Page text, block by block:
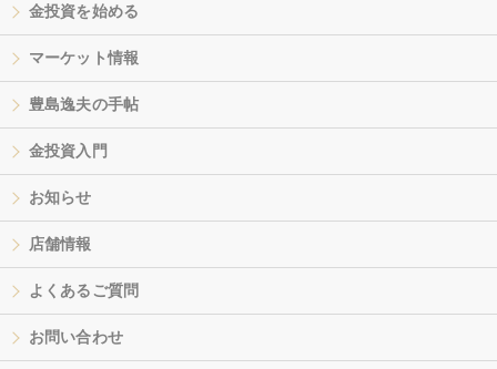
金投資を始める
マーケット情報
豊島逸夫の手帖
金投資入門
お知らせ
店舗情報
よくあるご質問
お問い合わせ